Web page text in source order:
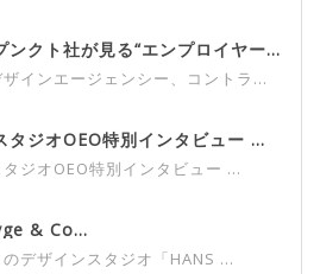
ンクト社が見る“エンプロイヤー...
インエージェンシー、コントラ...
タジオOEO特別インタビュー ...
ジオOEO特別インタビュー ...
& Co...
デザインスタジオ「HANS ...